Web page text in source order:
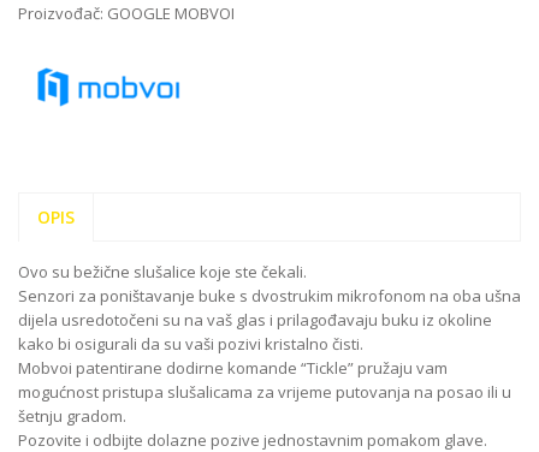
Proizvođač: GOOGLE MOBVOI
OPIS
Ovo su bežične slušalice koje ste čekali.
Senzori za poništavanje buke s dvostrukim mikrofonom na oba ušna
dijela usredotočeni su na vaš glas i prilagođavaju buku iz okoline
kako bi osigurali da su vaši pozivi kristalno čisti.
Mobvoi patentirane dodirne komande “Tickle” pružaju vam
mogućnost pristupa slušalicama za vrijeme putovanja na posao ili u
šetnju gradom.
Pozovite i odbijte dolazne pozive jednostavnim pomakom glave.